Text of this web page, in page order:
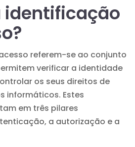
identificação
referem-se ao conjunto
verificar a identidade
os seus direitos de
informáticos. Estes
em três pilares
a autorização e a